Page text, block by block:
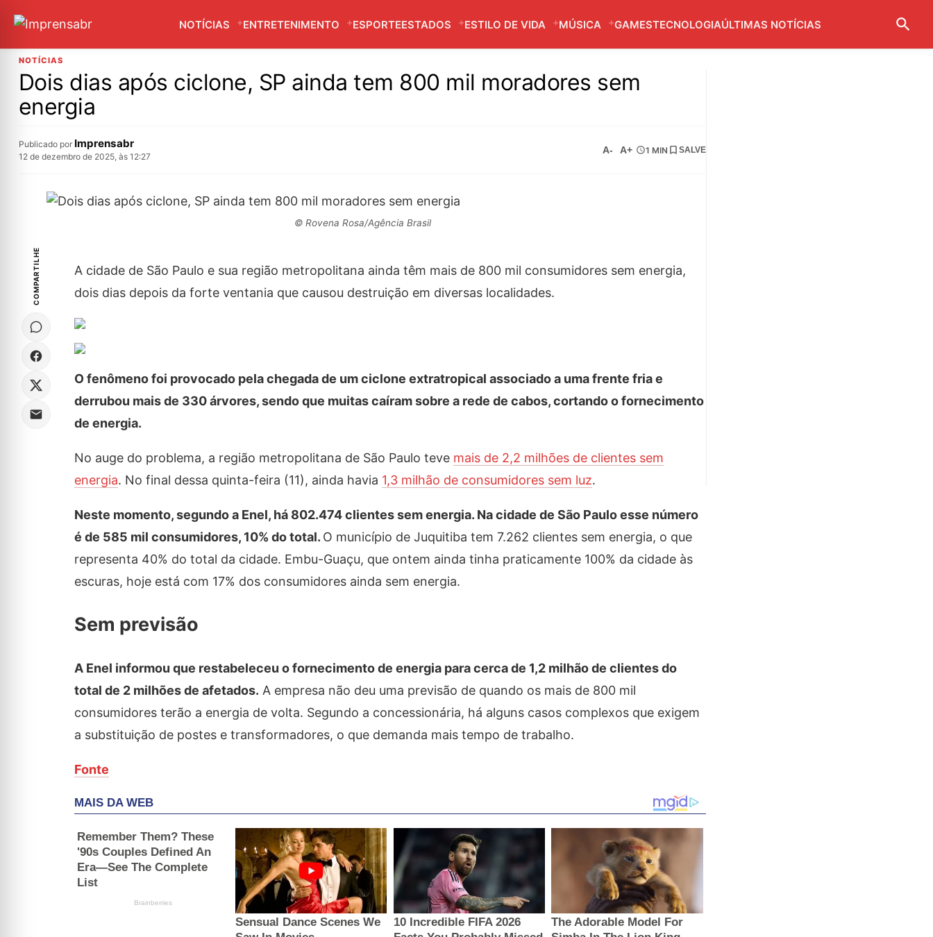
NOTÍCIAS ENTRETENIMENTO ESPORTEESTADOS ESTILO DE VIDA MÚSICA GAMESTECNOLOGIAÚLTIMAS NOTÍCIAS
NOTÍCIAS
Dois dias após ciclone, SP ainda tem 800 mil moradores sem
energia
Publicado por Imprensabr
12 de dezembro de 2025, às 12:27
A- A+ 1 MIN SALVE
© Rovena Rosa/Agência Brasil
COMPARTILHE
A cidade de São Paulo e sua região metropolitana ainda têm mais de 800 mil consumidores sem energia,
dois dias depois da forte ventania que causou destruição em diversas localidades.
O fenômeno foi provocado pela chegada de um ciclone extratropical associado a uma frente fria e
derrubou mais de 330 árvores, sendo que muitas caíram sobre a rede de cabos, cortando o fornecimento
de energia.
No auge do problema, a região metropolitana de São Paulo teve mais de 2,2 milhões de clientes sem
energia. No final dessa quinta-feira (11), ainda havia 1,3 milhão de consumidores sem luz.
Neste momento, segundo a Enel, há 802.474 clientes sem energia. Na cidade de São Paulo esse número
é de 585 mil consumidores, 10% do total. O município de Juquitiba tem 7.262 clientes sem energia, o que
representa 40% do total da cidade. Embu-Guaçu, que ontem ainda tinha praticamente 100% da cidade às
escuras, hoje está com 17% dos consumidores ainda sem energia.
Sem previsão
A Enel informou que restabeleceu o fornecimento de energia para cerca de 1,2 milhão de clientes do
total de 2 milhões de afetados. A empresa não deu uma previsão de quando os mais de 800 mil
consumidores terão a energia de volta. Segundo a concessionária, há alguns casos complexos que exigem
a substituição de postes e transformadores, o que demanda mais tempo de trabalho.
Fonte